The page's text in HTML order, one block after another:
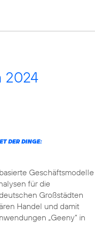
2024
DER DINGE:
Geschäftsmodelle
für die
Großstädten
Handel und damit
„Geeny“ in